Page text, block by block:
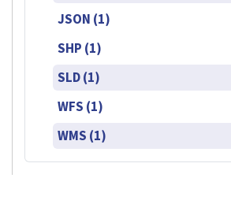
JSON (1)
SHP (1)
SLD (1)
WFS (1)
WMS (1)